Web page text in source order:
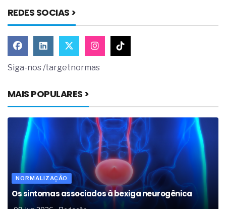
REDES SOCIAS >
Siga-nos /targetnormas
MAIS POPULARES >
NORMALIZAÇÃO
Os sintomas associados à bexiga neurogênica